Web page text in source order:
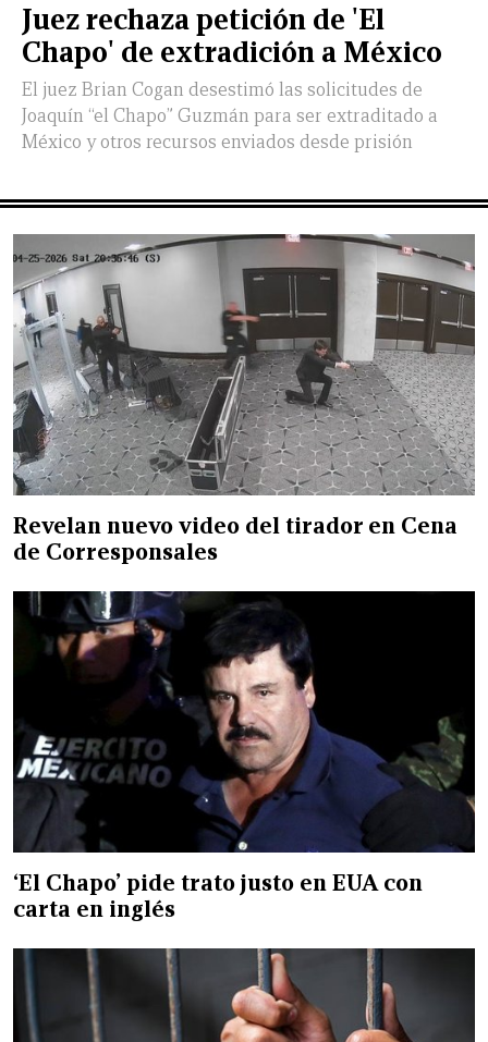
LEÓN
DE
VIDA
Juez rechaza petición de 'El
Chapo' de extradición a México
El juez Brian Cogan desestimó las solicitudes de
Joaquín “el Chapo” Guzmán para ser extraditado a
México y otros recursos enviados desde prisión
Revelan nuevo video del tirador en Cena
de Corresponsales
‘El Chapo’ pide trato justo en EUA con
carta en inglés